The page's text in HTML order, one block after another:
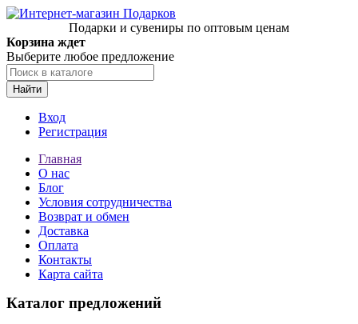
Подарки и сувениры по оптовым ценам
Корзина ждет
Выберите любое предложение
Найти
Вход
Регистрация
Главная
О нас
Блог
Условия сотрудничества
Возврат и обмен
Доставка
Оплата
Контакты
Карта сайта
Каталог предложений